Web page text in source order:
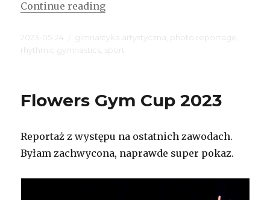
Continue reading“Behind the Scene”
Posted
on
2023-05-24 Categories
gimnastyka artystyczna photo reportage
rhythmic gymnastics
sport
Flowers Gym Cup 2023
Reportaż z występu na ostatnich zawodach.
Byłam zachwycona, naprawde super pokaz.